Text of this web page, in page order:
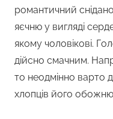
романтичний
яєчню у вигляді
якому чоловікові.
дійсно смачним.
то неодмінно варто
хлопців його